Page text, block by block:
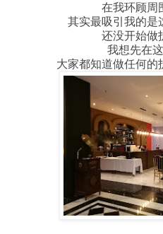
在我环顾周
其实最吸引我的是
还没开始做
我想先在
大家都知道做任何的